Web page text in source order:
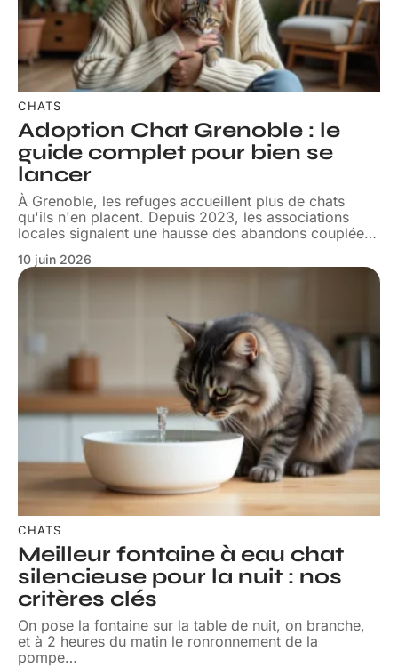
CHATS
Adoption Chat Grenoble : le
guide complet pour bien se
lancer
À Grenoble, les refuges accueillent plus de chats
qu'ils n'en placent. Depuis 2023, les associations
locales signalent une hausse des abandons couplée…
10 juin 2026
CHATS
Meilleur fontaine à eau chat
silencieuse pour la nuit : nos
critères clés
On pose la fontaine sur la table de nuit, on branche,
et à 2 heures du matin le ronronnement de la
pompe…